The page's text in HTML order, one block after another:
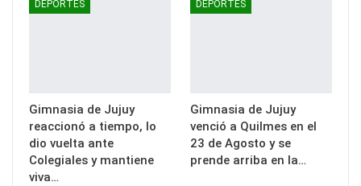
DEPORTES
Gimnasia de Jujuy
reaccionó a tiempo, lo
dio vuelta ante
Colegiales y mantiene
viva…
DEPORTES
Gimnasia de Jujuy
venció a Quilmes en el
23 de Agosto y se
prende arriba en la…